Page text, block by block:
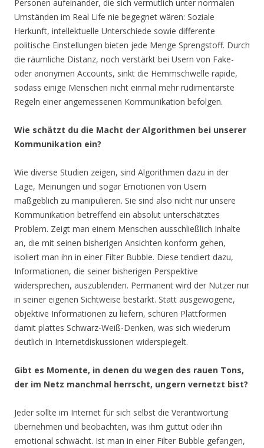
Personen aufeinander, die sich vermutlich unter normalen
Umständen im Real Life nie begegnet wären: Soziale
Herkunft, intellektuelle Unterschiede sowie differente
politische Einstellungen bieten jede Menge Sprengstoff. Durch
die räumliche Distanz, noch verstärkt bei Usern von Fake-
oder anonymen Accounts, sinkt die Hemmschwelle rapide,
sodass einige Menschen nicht einmal mehr rudimentärste
Regeln einer angemessenen Kommunikation befolgen.
Wie schätzt du die Macht der Algorithmen bei unserer
Kommunikation ein?
Wie diverse Studien zeigen, sind Algorithmen dazu in der
Lage, Meinungen und sogar Emotionen von Usern
maßgeblich zu manipulieren. Sie sind also nicht nur unsere
Kommunikation betreffend ein absolut unterschätztes
Problem. Zeigt man einem Menschen ausschließlich Inhalte
an, die mit seinen bisherigen Ansichten konform gehen,
isoliert man ihn in einer Filter Bubble. Diese tendiert dazu,
Informationen, die seiner bisherigen Perspektive
widersprechen, auszublenden. Permanent wird der Nutzer nur
in seiner eigenen Sichtweise bestärkt. Statt ausgewogene,
objektive Informationen zu liefern, schüren Plattformen
damit plattes Schwarz-Weiß-Denken, was sich wiederum
deutlich in Internetdiskussionen widerspiegelt.
Gibt es Momente, in denen du wegen des rauen Tons,
der im Netz manchmal herrscht, ungern vernetzt bist?
Jeder sollte im Internet für sich selbst die Verantwortung
übernehmen und beobachten, was ihm guttut oder ihn
emotional schwächt. Ist man in einer Filter Bubble gefangen,